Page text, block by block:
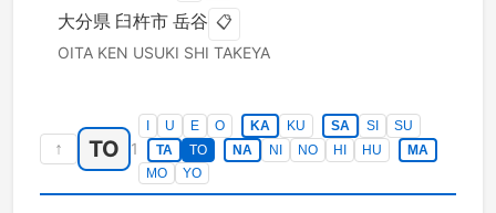
大分県 臼杵市 岳谷 📋
OITA KEN USUKI SHI TAKEYA
↑ TO 1
U E O KA KU SA SI
SU
TA
TO NA NI NO HI HU
MA
MO
YO